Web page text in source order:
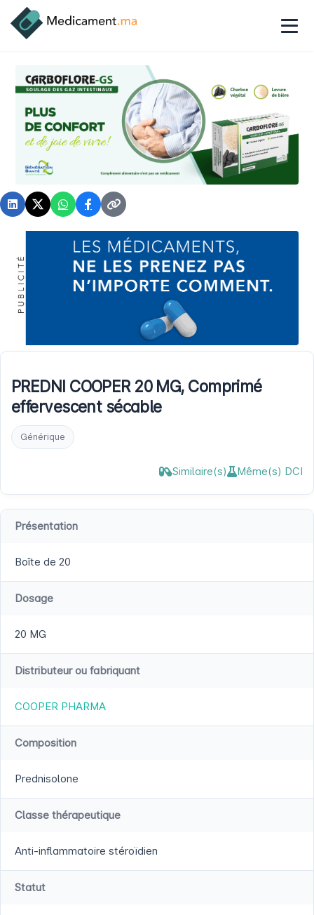
PREDNI COOPER 20 MG, Comprimé
effervescent sécable
Générique
Similaire(s) Même(s) DCI
Présentation
Boîte de 20
Dosage
20 MG
Distributeur ou fabriquant
COOPER PHARMA
Composition
Prednisolone
Classe thérapeutique
Anti-inflammatoire stéroïdien
Statut